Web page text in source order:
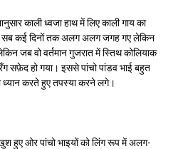
काली ध्वजा हाथ में लिए काली गाय का
कई दिनों तक अलग अलग जगह गए लेकिन
जब वो वर्तमान गुजरात में स्तिथ कोलियाक
सफ़ेद हो गया। इससे पांचो पांडव भाई बहुत
करते हुए तपस्या करने लगे।
हुए ओर पांचो भाइयों को लिंग रूप में अलग-